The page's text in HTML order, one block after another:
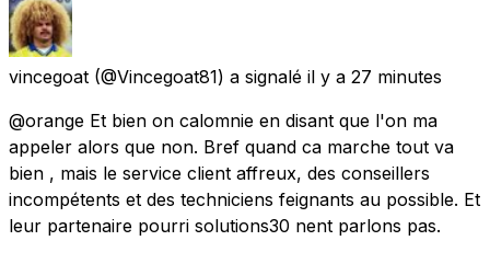
vincegoat (@Vincegoat81) a signalé il y a 27 minutes
@orange Et bien on calomnie en disant que l'on ma
appeler alors que non. Bref quand ca marche tout va
bien , mais le service client affreux, des conseillers
incompétents et des techniciens feignants au possible. Et
leur partenaire pourri solutions30 nent parlons pas.